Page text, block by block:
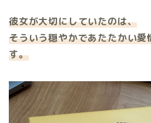
彼女が大切にしていたのは、
そういう穏やかであたたかい
す。